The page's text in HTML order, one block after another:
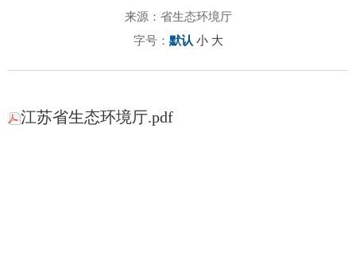
来源：省生态环境厅
字号： 默认 小 大
江苏省生态环境厅.pdf